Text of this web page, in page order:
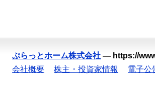
ぷらっとホーム株式会社 — https://
会社概要
株主・投資家情報 電子公